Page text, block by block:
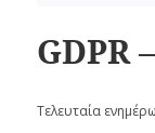
GDPR
Τελευταία